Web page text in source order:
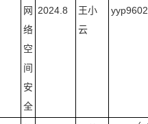
网
络
空
间
安
全
2024.8
王小
云